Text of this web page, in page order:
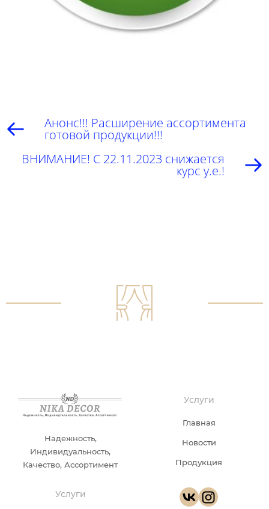
Анонс!!! Расширение ассортимента
готовой продукции!!!
ВНИМАНИЕ! С 22.11.2023 снижается
курс у.е.!
Надежность,
Индивидуальность,
Качество, Ассортимент
Услуги
Главная
Новости
Продукция
Услуги